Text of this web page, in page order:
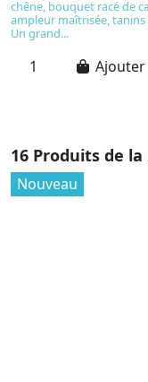
chêne, bouquet racé de
ampleur maîtrisée,
Un grand...
16 Produits de
Nouveau